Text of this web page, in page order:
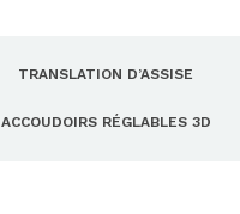
TRANSLATION D’ASSISE
ACCOUDOIRS RÉGLABLES 3D